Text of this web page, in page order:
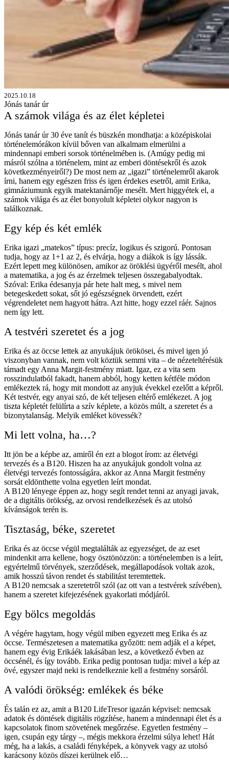
2025.10.18
Jónás tanár úr
A számok világa és az élet képletei
Jónás tanár úr 30 éve tanít és büszkén mondhatja: a középiskolai
történelemórákon kívül bőven van alkalmam elmerülni a
mindennapi emberi sorsok történelmében is. (Amúgy pedig mi
másról szólna a történelem, mint az emberi döntésekről és azok
következményeiről?) De most nem az „igazi” történelemről akarok
írni, hanem egy egészen friss és igen érdekes esetről, amit Erika,
gimnáziumunk egyik matektanárnője mesélt. Mert higgyétek el, a
számok világa és az élet bonyolult képletei olykor nagyon is
találkoznak.
Egy kép és két emlék
Erika igazi „matekos” típus: precíz, logikus és szigorú. Pontosan
tudja, hogy az 1+1 az 2, és elvárja, hogy a diákok is így lássák.
Ezért lepett meg különösen, amikor az öröklési ügyéről mesélt, ahol
a matematika, a jog és az érzelmek teljesen összegabalyodtak.
Szóval: Erika édesanyja pár hete halt meg, s mivel nem
betegeskedett sokat, sőt jó egészségnek örvendett, ezért
végrendeletet nem hagyott hátra. Azt hitte, hogy ezzel ráér. Sajnos
nem így lett.
A testvéri szeretet és a jog
Erika és az öccse lettek az anyukájuk örökösei, és mivel igen jó
viszonyban vannak, nem volt köztük semmi vita – de nézeteltérésük
támadt egy Anna Margit-festmény miatt. Igaz, ez a vita sem
rosszindulatból fakadt, hanem abból, hogy ketten kétféle módon
emlékeztek rá, hogy mit mondott az anyjuk évekkel ezelőtt a képről.
Két testvér, egy anyai szó, de két teljesen eltérő emlékezet. A jog
tiszta képletét felülírta a szív képlete, a közös múlt, a szeretet és a
bizonytalanság. Melyik emléket kövessék?
Mi lett volna, ha…?
Itt jön be a képbe az, amiről én ezt a blogot írom: az életvégi
tervezés és a B120. Hiszen ha az anyukájuk gondolt volna az
életvégi tervezés fontosságára, akkor az Anna Margit festmény
sorsát eldönthette volna egyetlen leírt mondat.
A B120 lényege éppen az, hogy segít rendet tenni az anyagi javak,
de a digitális örökség, az orvosi rendelkezések és az utolsó
kívánságok terén is.
Tisztaság, béke, szeretet
Erika és az öccse végül megtalálták az egyezséget, de az eset
mindenkit arra kellene, hogy ösztönözzön: a történelemben is a leírt,
egyértelmű törvények, szerződések, megállapodások voltak azok,
amik hosszú távon rendet és stabilitást teremtettek.
A B120 nemcsak a szeretetről szól (az ott van a testvérek szívében),
hanem a szeretet kifejezésének gyakorlati módjáról.
Egy bölcs megoldás
A végére hagytam, hogy végül miben egyezett meg Erika és az
öccse. Természetesen a matematika győzött: nem adják el a képet,
hanem egy évig Erikáék lakásában lesz, a következő évben az
öccsénél, és így tovább. Erika pedig pontosan tudja: mivel a kép az
övé, egyszer majd neki is rendelkeznie kell a festmény sorsáról.
A valódi örökség: emlékek és béke
És talán ez az, amit a B120 LifeTresor igazán képvisel: nemcsak
adatok és döntések digitális rögzítése, hanem a mindennapi élet és a
kapcsolatok finom szövetének megőrzése. Egyetlen festmény –
igen, csupán egy tárgy –, mégis mekkora érzelmi súlya lehet! Hát
még, ha a lakás, a családi fényképek, a könyvek vagy az utolsó
karácsony közös díszei kerülnek elő…